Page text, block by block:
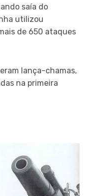
saía do
utilizou
de 650 ataques
lança-chamas,
na primeira